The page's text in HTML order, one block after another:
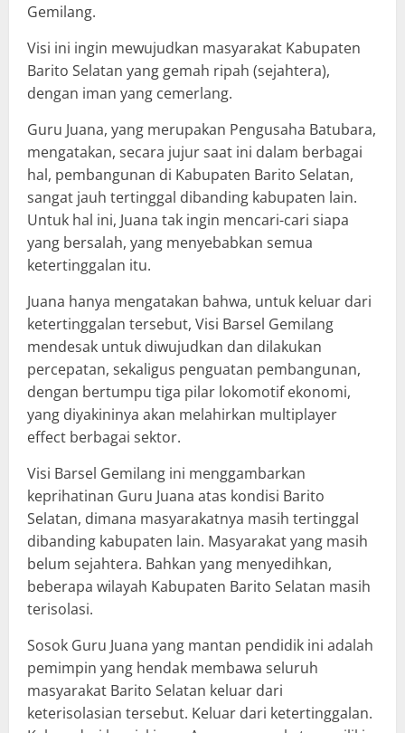
Gemilang.
Visi ini ingin mewujudkan masyarakat Kabupaten
Barito Selatan yang gemah ripah (sejahtera),
dengan iman yang cemerlang.
Guru Juana, yang merupakan Pengusaha Batubara,
mengatakan, secara jujur saat ini dalam berbagai
hal, pembangunan di Kabupaten Barito Selatan,
sangat jauh tertinggal dibanding kabupaten lain.
Untuk hal ini, Juana tak ingin mencari-cari siapa
yang bersalah, yang menyebabkan semua
ketertinggalan itu.
Juana hanya mengatakan bahwa, untuk keluar dari
ketertinggalan tersebut, Visi Barsel Gemilang
mendesak untuk diwujudkan dan dilakukan
percepatan, sekaligus penguatan pembangunan,
dengan bertumpu tiga pilar lokomotif ekonomi,
yang diyakininya akan melahirkan multiplayer
effect berbagai sektor.
Visi Barsel Gemilang ini menggambarkan
keprihatinan Guru Juana atas kondisi Barito
Selatan, dimana masyarakatnya masih tertinggal
dibanding kabupaten lain. Masyarakat yang masih
belum sejahtera. Bahkan yang menyedihkan,
beberapa wilayah Kabupaten Barito Selatan masih
terisolasi.
Sosok Guru Juana yang mantan pendidik ini adalah
pemimpin yang hendak membawa seluruh
masyarakat Barito Selatan keluar dari
keterisolasian tersebut. Keluar dari ketertinggalan.